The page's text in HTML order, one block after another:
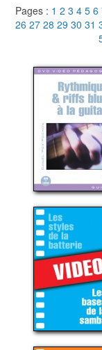
Pages : 1 2 3 4 5 6
26 27 28 29 30 31